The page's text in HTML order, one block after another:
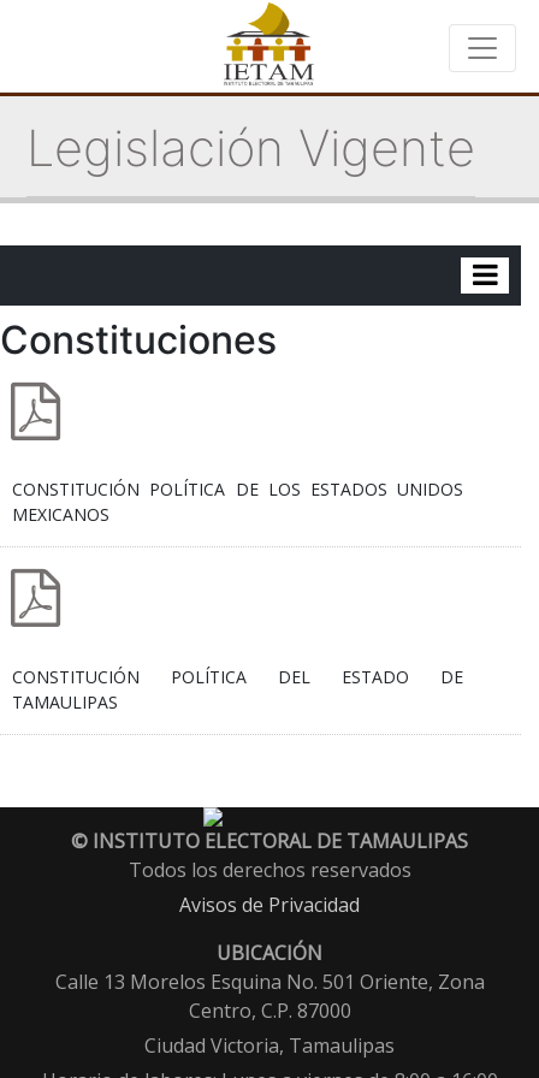
Legislación Vigente
Constituciones
CONSTITUCIÓN POLÍTICA DE LOS ESTADOS UNIDOS
CONSTITUCIÓN POLÍTICA DEL ESTADO DE
© INSTITUTO ELECTORAL DE TAMAULIPAS
Todos los derechos reservados
Avisos de Privacidad
UBICACIÓN
Calle 13 Morelos Esquina No. 501 Oriente, Zona
Centro, C.P. 87000
Ciudad Victoria, Tamaulipas